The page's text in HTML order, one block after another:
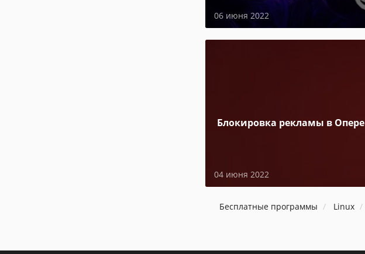
06 июня 2022
Блокировка рекламы в Опере
04 июня 2022
Бесплатные программы Linux